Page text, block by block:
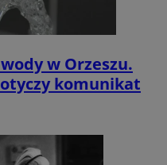
w Orzeszu.
komunikat